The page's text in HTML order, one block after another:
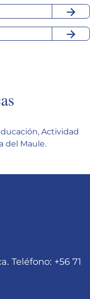
Actividad
del Maule.
Teléfono: +56 71